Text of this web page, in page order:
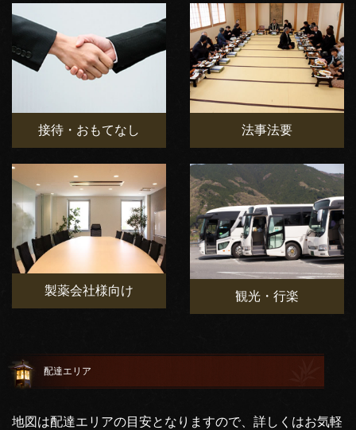
接待・おもてなし 法事法要
製薬会社様向け 観光・行楽
配達エリア
地図は配達エリアの目安となりますので、詳しくはお気軽